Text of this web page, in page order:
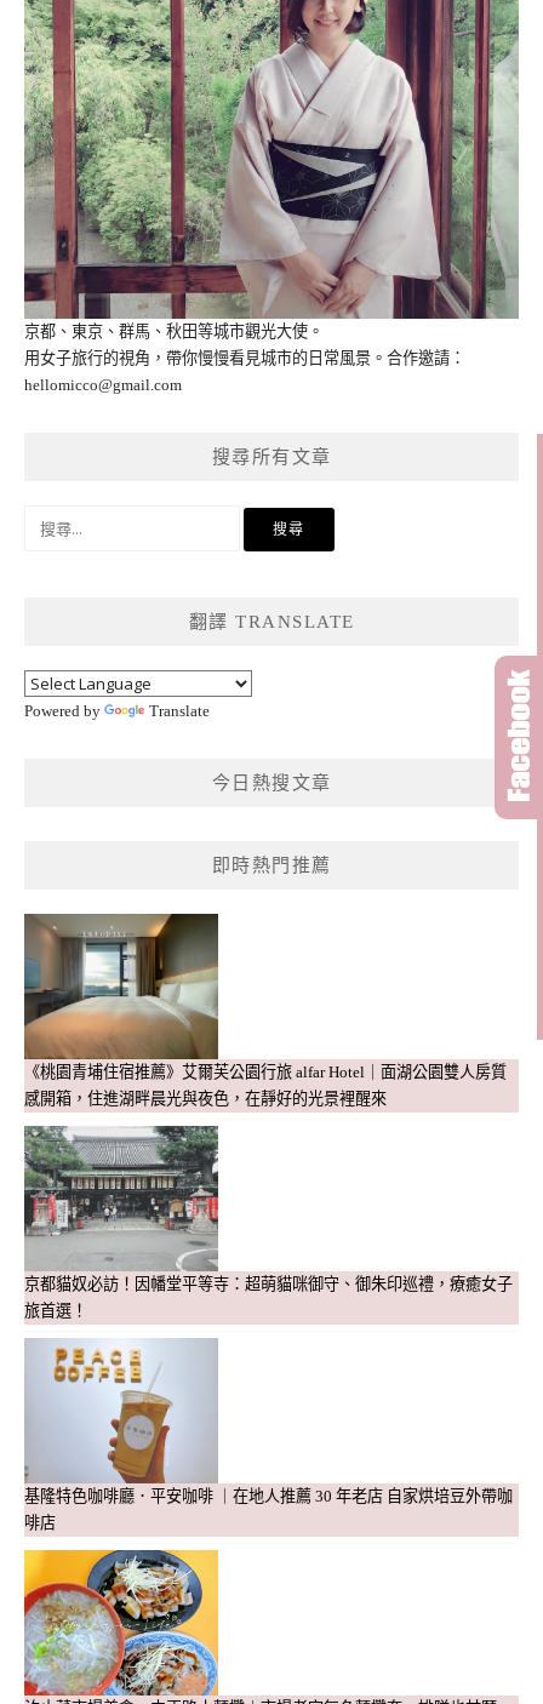
京都、東京、群馬、秋田等城市觀光大使。
用女子旅行的視角，帶你慢慢看見城市的日常風景。合作邀請：
hellomicco@gmail.com
搜尋所有文章
翻譯 TRANSLATE
Powered by Translate
今日熱搜文章
即時熱門推薦
《桃園青埔住宿推薦》艾爾芙公園行旅 alfar Hotel｜面湖公園雙人房質
感開箱，住進湖畔晨光與夜色，在靜好的光景裡醒來
京都貓奴必訪！因幡堂平等寺：超萌貓咪御守、御朱印巡禮，療癒女子
旅首選！
基隆特色咖啡廳．平安咖啡 ｜在地人推薦 30 年老店 自家烘培豆外帶咖
啡店